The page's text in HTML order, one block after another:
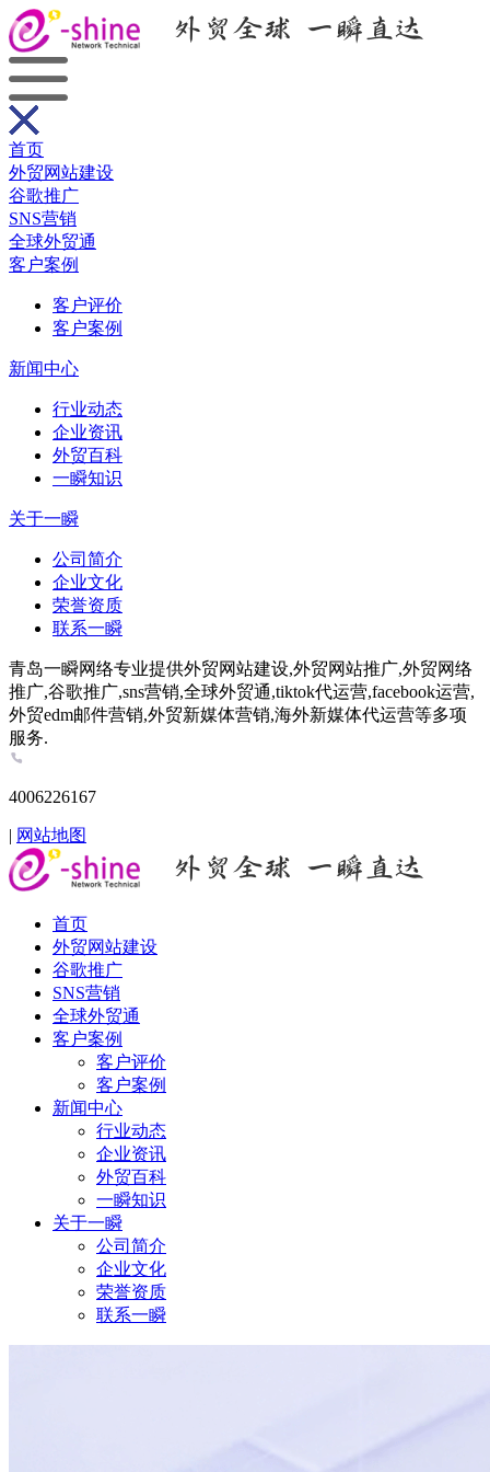
首页
外贸网站建设
谷歌推广
SNS营销
全球外贸通
客户案例
客户评价
客户案例
新闻中心
行业动态
企业资讯
外贸百科
一瞬知识
关于一瞬
公司简介
企业文化
荣誉资质
联系一瞬
青岛一瞬网络专业提供外贸网站建设,外贸网站推广,外贸网络
推广,谷歌推广,sns营销,全球外贸通,tiktok代运营,facebook运营,
外贸edm邮件营销,外贸新媒体营销,海外新媒体代运营等多项
服务.
4006226167
| 网站地图
首页
外贸网站建设
谷歌推广
SNS营销
全球外贸通
客户案例
客户评价
客户案例
新闻中心
行业动态
企业资讯
外贸百科
一瞬知识
关于一瞬
公司简介
企业文化
荣誉资质
联系一瞬